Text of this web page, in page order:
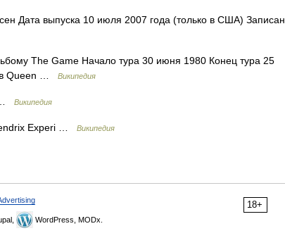
Дата выпуска 10 июля 2007 года (только в США) Записан
The Game Начало тура 30 июня 1980 Конец тура 25
Queen …
Википедия
… Википедия
Experi … Википедия
18+
WordPress, MODx.